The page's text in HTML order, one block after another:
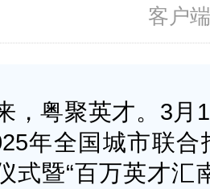
客户端
，粤聚英才。3月
年全国城市联合
式暨“百万英才汇